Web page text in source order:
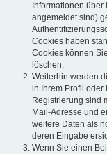
Informationen
angemeldet sind)
Cookies haben
Cookies können
löschen.
Weiterhin werden
in Ihrem Profil oder
Registrierung sind
Mail-Adresse und
weitere Daten als
deren Eingabe
Wenn Sie einen